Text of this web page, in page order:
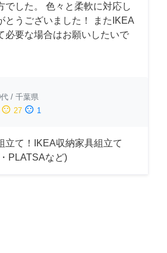
でした。 色々と柔軟に対応し
とうございました！ またIKEA
必要な場合はお願いしたいで
/ 千葉県
sentiment_neutral 27 sentiment_dissatisfied 1
立て！IKEA収納家具組立て
PLATSAなど)